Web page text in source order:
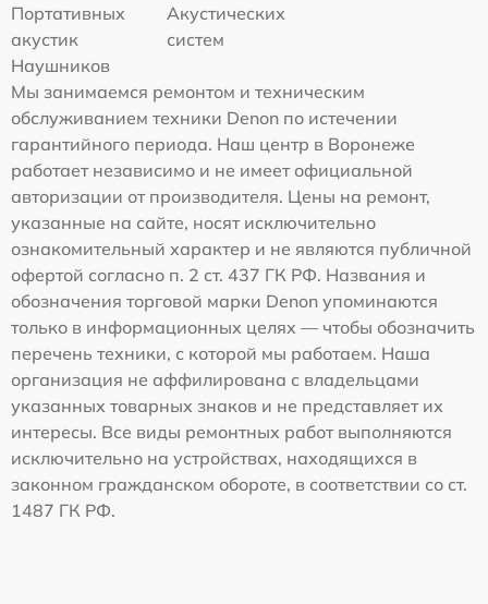
Портативных
акустик
Акустических
систем
Наушников
Мы занимаемся ремонтом и техническим
обслуживанием техники Denon по истечении
гарантийного периода. Наш центр в Воронеже
работает независимо и не имеет официальной
авторизации от производителя. Цены на ремонт,
указанные на сайте, носят исключительно
ознакомительный характер и не являются публичной
офертой согласно п. 2 ст. 437 ГК РФ. Названия и
обозначения торговой марки Denon упоминаются
только в информационных целях — чтобы обозначить
перечень техники, с которой мы работаем. Наша
организация не аффилирована с владельцами
указанных товарных знаков и не представляет их
интересы. Все виды ремонтных работ выполняются
исключительно на устройствах, находящихся в
законном гражданском обороте, в соответствии со ст.
1487 ГК РФ.